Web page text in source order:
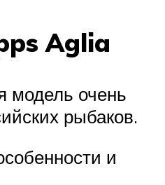
Aglia
модель очень
рыбаков.
и